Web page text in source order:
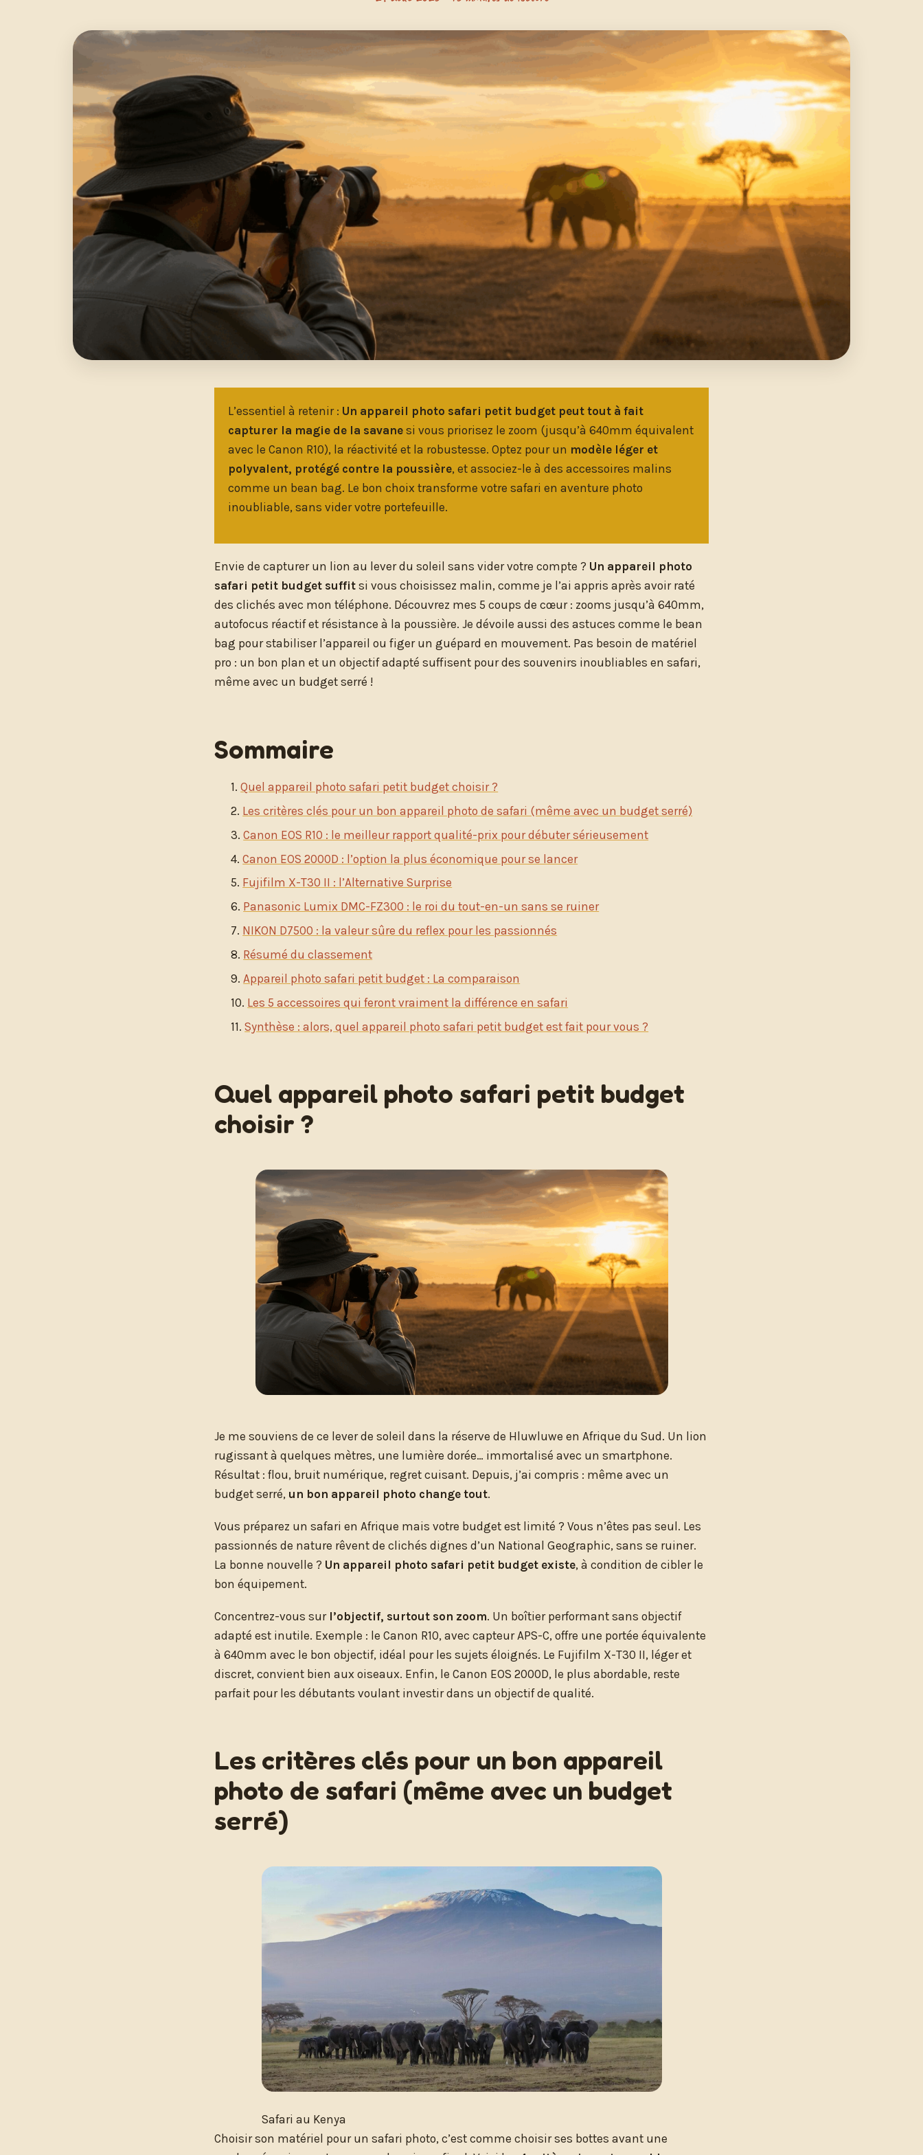
L’essentiel à retenir : Un appareil photo safari petit budget peut tout à fait
capturer la magie de la savane si vous priorisez le zoom (jusqu’à 640mm équivalent
avec le Canon R10), la réactivité et la robustesse. Optez pour un modèle léger et
polyvalent, protégé contre la poussière, et associez-le à des accessoires malins
comme un bean bag. Le bon choix transforme votre safari en aventure photo
inoubliable, sans vider votre portefeuille.
Envie de capturer un lion au lever du soleil sans vider votre compte ? Un appareil photo
safari petit budget suffit si vous choisissez malin, comme je l’ai appris après avoir raté
des clichés avec mon téléphone. Découvrez mes 5 coups de cœur : zooms jusqu’à 640mm,
autofocus réactif et résistance à la poussière. Je dévoile aussi des astuces comme le bean
bag pour stabiliser l’appareil ou figer un guépard en mouvement. Pas besoin de matériel
pro : un bon plan et un objectif adapté suffisent pour des souvenirs inoubliables en safari,
même avec un budget serré !
Sommaire
Quel appareil photo safari petit budget choisir ?
Les critères clés pour un bon appareil photo de safari (même avec un budget serré)
Canon EOS R10 : le meilleur rapport qualité-prix pour débuter sérieusement
Canon EOS 2000D : l’option la plus économique pour se lancer
Fujifilm X-T30 II : l’Alternative Surprise
Panasonic Lumix DMC-FZ300 : le roi du tout-en-un sans se ruiner
NIKON D7500 : la valeur sûre du reflex pour les passionnés
Résumé du classement
Appareil photo safari petit budget : La comparaison
Les 5 accessoires qui feront vraiment la différence en safari
Synthèse : alors, quel appareil photo safari petit budget est fait pour vous ?
Quel appareil photo safari petit budget
choisir ?
Je me souviens de ce lever de soleil dans la réserve de Hluwluwe en Afrique du Sud. Un lion
rugissant à quelques mètres, une lumière dorée… immortalisé avec un smartphone.
Résultat : flou, bruit numérique, regret cuisant. Depuis, j’ai compris : même avec un
budget serré, un bon appareil photo change tout.
Vous préparez un safari en Afrique mais votre budget est limité ? Vous n’êtes pas seul. Les
passionnés de nature rêvent de clichés dignes d’un National Geographic, sans se ruiner.
La bonne nouvelle ? Un appareil photo safari petit budget existe, à condition de cibler le
bon équipement.
Concentrez-vous sur l’objectif, surtout son zoom. Un boîtier performant sans objectif
adapté est inutile. Exemple : le Canon R10, avec capteur APS-C, offre une portée équivalente
à 640mm avec le bon objectif, idéal pour les sujets éloignés. Le Fujifilm X-T30 II, léger et
discret, convient bien aux oiseaux. Enfin, le Canon EOS 2000D, le plus abordable, reste
parfait pour les débutants voulant investir dans un objectif de qualité.
Les critères clés pour un bon appareil
photo de safari (même avec un budget
serré)
Safari au Kenya
Choisir son matériel pour un safari photo, c’est comme choisir ses bottes avant une